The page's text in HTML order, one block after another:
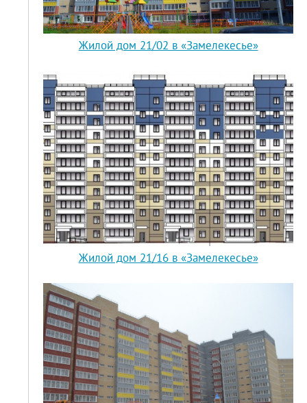
Жилой дом 21/02 в «Замелекесье»
Жилой дом 21/16 в «Замелекесье»